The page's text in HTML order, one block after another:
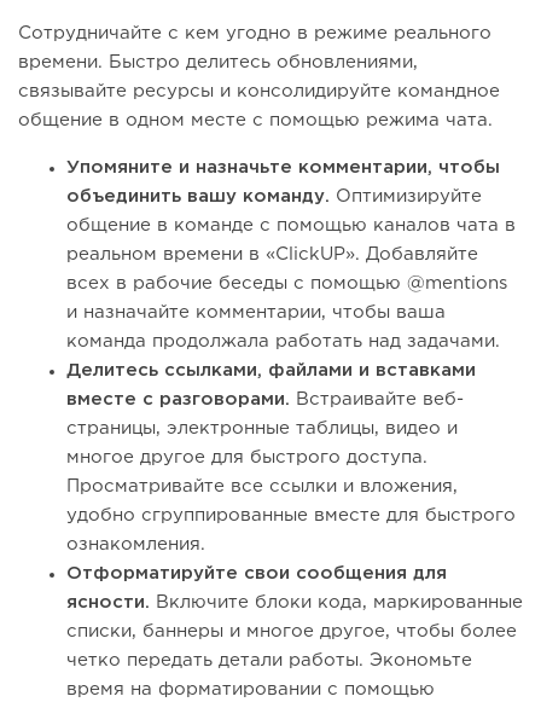
Сотрудничайте с кем угодно в режиме реального
времени. Быстро делитесь обновлениями,
связывайте ресурсы и консолидируйте командное
общение в одном месте с помощью режима чата.
Упомяните и назначьте комментарии, чтобы
объединить вашу команду. Оптимизируйте
общение в команде с помощью каналов чата в
реальном времени в «ClickUP». Добавляйте
всех в рабочие беседы с помощью @mentions
и назначайте комментарии, чтобы ваша
команда продолжала работать над задачами.
Делитесь ссылками, файлами и вставками
вместе с разговорами. Встраивайте веб-
страницы, электронные таблицы, видео и
многое другое для быстрого доступа.
Просматривайте все ссылки и вложения,
удобно сгруппированные вместе для быстрого
ознакомления.
Отформатируйте свои сообщения для
ясности.
Включите блоки кода, маркированные
списки, баннеры и многое другое, чтобы более
четко передать детали работы. Экономьте
время на форматировании с помощью